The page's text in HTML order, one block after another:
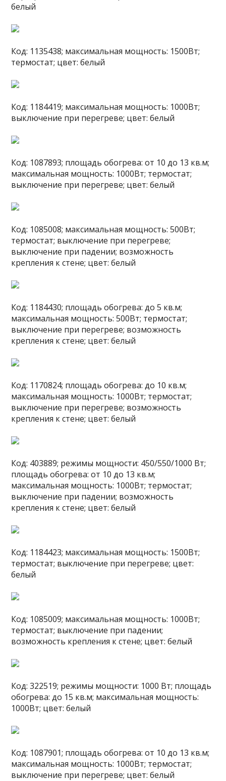
белый
Код: 1135438; максимальная мощность: 1500Вт;
термостат; цвет: белый
Код: 1184419; максимальная мощность: 1000Вт;
выключение при перегреве; цвет: белый
Код: 1087893; площадь обогрева: от 10 до 13 кв.м;
максимальная мощность: 1000Вт; термостат;
выключение при перегреве; цвет: белый
Код: 1085008; максимальная мощность: 500Вт;
термостат; выключение при перегреве;
выключение при падении; возможность
крепления к стене; цвет: белый
Код: 1184430; площадь обогрева: до 5 кв.м;
максимальная мощность: 500Вт; термостат;
выключение при перегреве; возможность
крепления к стене; цвет: белый
Код: 1170824; площадь обогрева: до 10 кв.м;
максимальная мощность: 1000Вт; термостат;
выключение при перегреве; возможность
крепления к стене; цвет: белый
Код: 403889; режимы мощности: 450/550/1000 Вт;
площадь обогрева: от 10 до 13 кв.м;
максимальная мощность: 1000Вт; термостат;
выключение при падении; возможность
крепления к стене; цвет: белый
Код: 1184423; максимальная мощность: 1500Вт;
термостат; выключение при перегреве; цвет:
белый
Код: 1085009; максимальная мощность: 1000Вт;
термостат; выключение при падении;
возможность крепления к стене; цвет: белый
Код: 322519; режимы мощности: 1000 Вт; площадь
обогрева: до 15 кв.м; максимальная мощность:
1000Вт; цвет: белый
Код: 1087901; площадь обогрева: от 10 до 13 кв.м;
максимальная мощность: 1000Вт; термостат;
выключение при перегреве; цвет: белый